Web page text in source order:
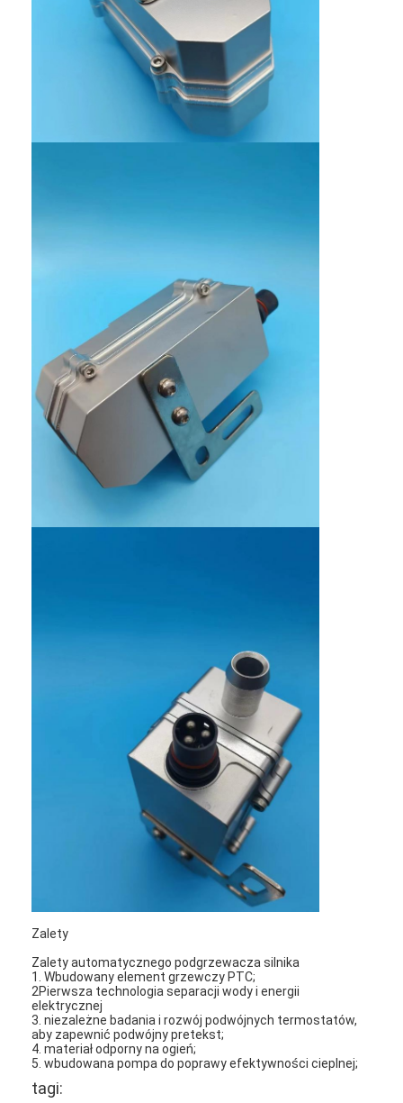
Produkty
O nas
Wycieczka po fabryce
Kontrola jakości
Skontaktuj się z nami
Przegrzewacz silnika elektrycznego
Podgrzewacz płynu chłodzącego silnika
Ogrzewacze zbiorników olejowych
Ogrzewacz wentylatora PTC
Ogrzewacz z akumulatorami litowymi
Ładowarki akumulatorów pamięci masowej
Wtyki grzejników silników
Zalety
Zalety automatycznego podgrzewacza silnika
1. Wbudowany element grzewczy PTC;
2Pierwsza technologia separacji wody i energii
elektrycznej
3. niezależne badania i rozwój podwójnych termostatów,
aby zapewnić podwójny pretekst;
4. materiał odporny na ogień;
5. wbudowana pompa do poprawy efektywności cieplnej;
tagi: